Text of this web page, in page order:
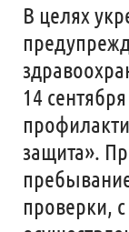
В целях
14
защита».
проверки,